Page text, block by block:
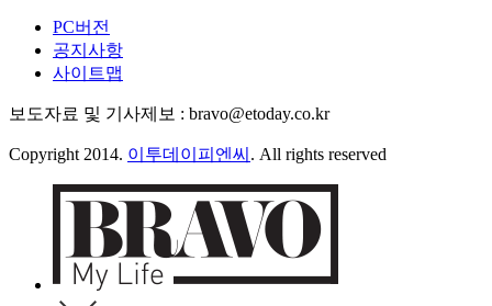
PC버전
공지사항
사이트맵
보도자료 및 기사제보 : bravo@etoday.co.kr
Copyright 2014. 이투데이피엔씨 . All rights reserved